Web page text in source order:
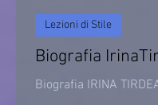
Biografia
Biografia IRINA
Lezioni di Stile